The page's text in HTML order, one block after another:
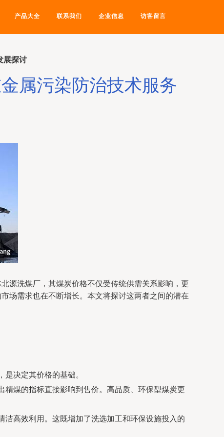
产品大全 联系我们 企业信息 访客留言
展探讨
属污染防治技术服务
源洗煤厂，其煤炭价格不仅受传统供需关系影响，更
场需求也在不断增长。本文将探讨这两者之间的潜在
决定其价格的基础。
煤的指标直接影响到售价。高品质、环保型煤炭更
高效利用。这既增加了洗选加工和环保设施投入的